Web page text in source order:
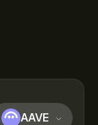
AAVE